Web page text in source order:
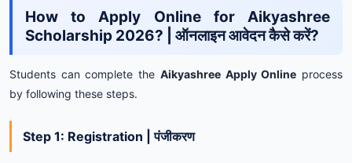
How to Apply Online for Aikyashree
Scholarship 2026? | ऑनलाइन आवेदन कैसे करें?
Students can complete the Aikyashree Apply Online process
by following these steps.
Step 1: Registration | पंजीकरण